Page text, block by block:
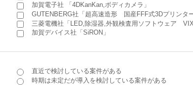
加賀電子社 「4DKanKan,ボディカメラ」
GUTENBERG社「超高速造形 国産FFF式3Dプリンター
三菱電機社「LED,除湿器,外観検査用ソフトウェア
加賀デバイス社「SiRON」
直近で検討している案件がある
時期は未定だが導入を検討している案件がある